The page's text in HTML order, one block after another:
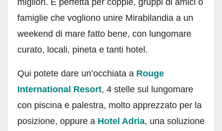
famiglie che vogliono unire Mirabilandia a un
weekend di mare fatto bene, con lungomare
curato, locali, pineta e tanti hotel.
Qui potete dare un’occhiata a Rouge
International Resort, 4 stelle sul lungomare
con piscina e palestra, molto apprezzato per la
posizione, oppure a Hotel Adria, una soluzione